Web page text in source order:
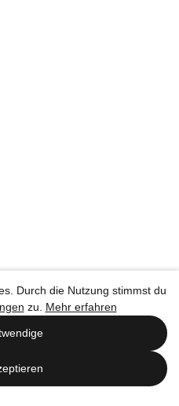
Durch die Nutzung stimmst du
zu. Mehr erfahren